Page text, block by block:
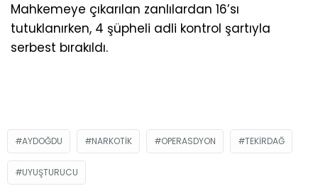
Mahkemeye çıkarılan zanlılardan 16’sı
tutuklanırken, 4 şüpheli adli kontrol şartıyla
serbest bırakıldı.
AYDOĞDU NARKOTIK OPERASDYON TEKIRDAĞ
UYUŞTURUCU